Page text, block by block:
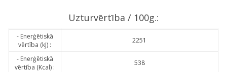
Uzturvērtība / 100g.:
- Enerģētiskā
vērtība (kJ) :
2251
- Enerģētiskā
vērtība (Kcal) :
538